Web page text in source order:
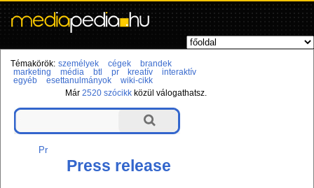
Témakörök: személyek cégek
brandek
marketing
média btl pr kreatív
interaktív
egyéb
esettanulmányok
wiki-cikk
Már2520 szócikk közül válogathatsz.
Pr
Press release